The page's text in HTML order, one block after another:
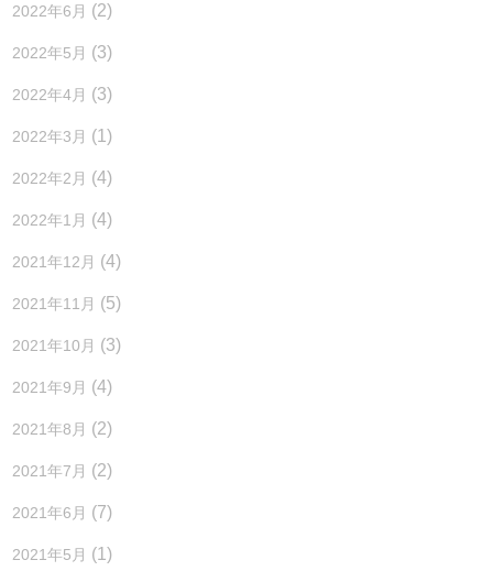
2022年6月 (2)
2022年5月 (3)
2022年4月 (3)
2022年3月 (1)
2022年2月 (4)
2022年1月 (4)
2021年12月 (4)
2021年11月 (5)
2021年10月 (3)
2021年9月 (4)
2021年8月 (2)
2021年7月 (2)
2021年6月 (7)
2021年5月 (1)